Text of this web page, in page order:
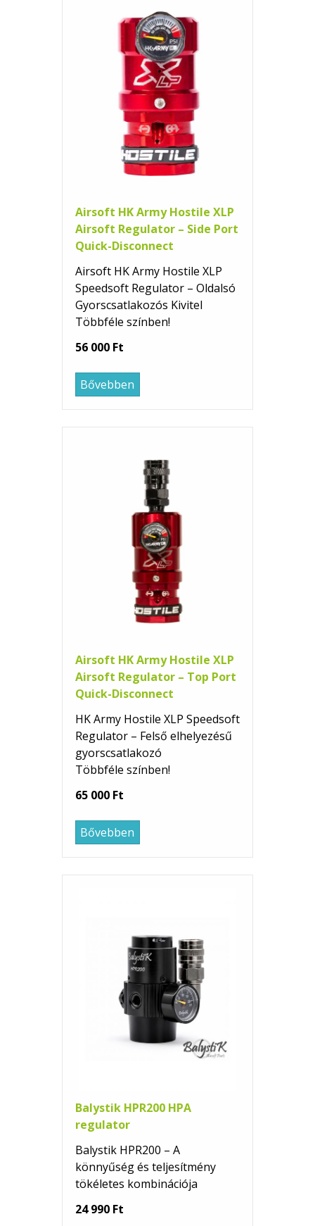
Airsoft HK Army Hostile XLP
Airsoft Regulator – Side Port
Quick-Disconnect
Airsoft HK Army Hostile XLP
Speedsoft Regulator – Oldalsó
Gyorscsatlakozós Kivitel
Többféle színben!
56 000 Ft
Bővebben
Airsoft HK Army Hostile XLP
Airsoft Regulator – Top Port
Quick-Disconnect
HK Army Hostile XLP Speedsoft
Regulator – Felső elhelyezésű
gyorscsatlakozó
Többféle színben!
65 000 Ft
Bővebben
Balystik HPR200 HPA
regulator
Balystik HPR200 – A
könnyűség és teljesítmény
tökéletes kombinációja
24 990 Ft